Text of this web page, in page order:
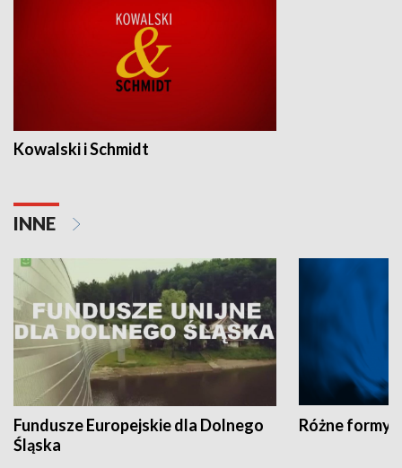
Kowalski i Schmidt
INNE
Fundusze Europejskie dla Dolnego
Śląska
Różne formy